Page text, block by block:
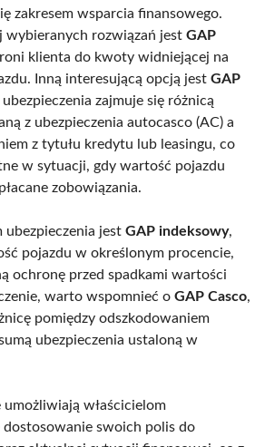
zakresem wsparcia finansowego.
wybieranych rozwiązań jest GAP
klienta do kwoty widniejącej na
Inną interesującą opcją jest GAP
zajmuje się różnicą
z ubezpieczenia autocasco (AC) a
z tytułu kredytu lub leasingu, co
w sytuacji, gdy wartość pojazdu
zobowiązania.
ubezpieczenia jest GAP indeksowy,
pojazdu w określonym procencie,
ochronę przed spadkami wartości
warto wspomnieć o GAP Casco,
pomiędzy odszkodowaniem
ubezpieczenia ustaloną w
umożliwiają właścicielom
dostosowanie swoich polis do